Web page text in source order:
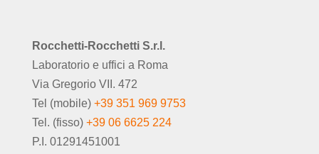
Rocchetti-Rocchetti S.r.l.
Laboratorio e uffici a Roma
Via Gregorio VII. 472
Tel (mobile) +39 351 969 9753
Tel. (fisso) +39 06 6625 224
P.I. 01291451001